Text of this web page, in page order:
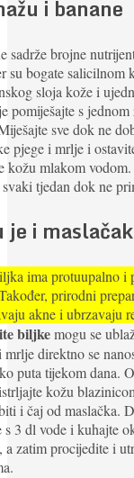
i banane
sadrže brojne
su bogate
sloja kože i
pomiješajte s
sve dok ne
pjege i mrlje i
kožu mlakom
tjedan dok ne
je i maslačak
ima protuupalno i
prirodni
akne i ubrzavaju
biljkemogu se
mrlje direktno se
puta tijekom dana.
kožu
i čaj od maslačka.
s 3 dl vode i kuhajte
a zatim procijedite i